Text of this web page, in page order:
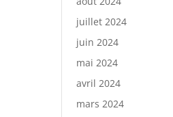
juillet 2024
juin 2024
mai 2024
avril 2024
mars 2024